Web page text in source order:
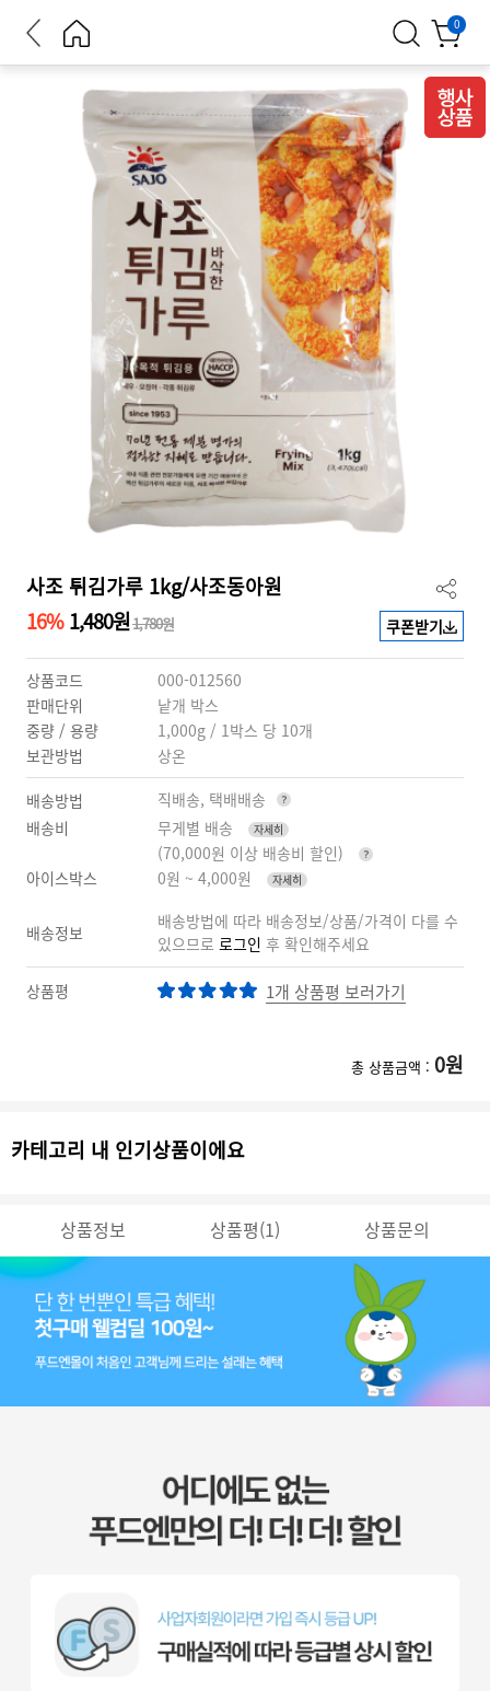
기
장바구
니
0
사조 튀김가루 1kg/사조동아원
16% 1,480원1,780원 쿠폰받기
상품코드
000-012560
판매단위
낱개 박스
중량 / 용량
1,000g / 1박스 당 10개
보관방법
상온
배송방법
직배송, 택배배송
배송비
무게별 배송 자세히
(70,000원 이상 배송비 할인)
아이스박스
0원 ~ 4,000원 자세히
배송정보
배송방법에 따라 배송정보/상품/가격이 다를 수
있으므로 로그인 후 확인해주세요
상품평 1개 상품평 보러가기
총 상품금액 : 0원
카테고리 내 인기상품이에요
상품정보 상품평(1) 상품문의